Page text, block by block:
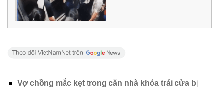
Vợ chồng mắc kẹt trong căn nhà khóa trái cửa bị